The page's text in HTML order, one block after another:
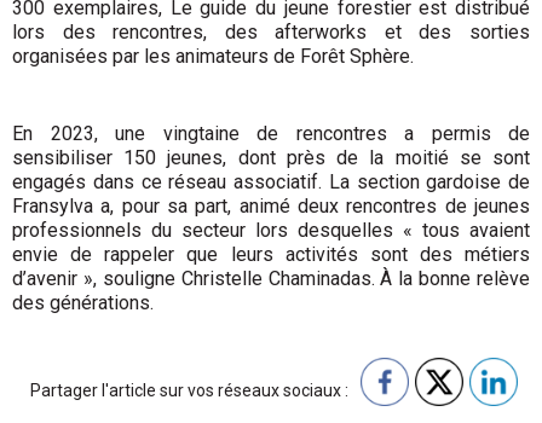
300 exemplaires, Le guide du jeune forestier est distribué
lors des rencontres, des afterworks et des sorties
organisées par les animateurs de Forêt Sphère.
En 2023, une vingtaine de rencontres a permis de
sensibiliser 150 jeunes, dont près de la moitié se sont
engagés dans ce réseau asso­ciatif. La section gardoise de
Fransylva a, pour sa part, animé deux rencontres de jeunes
professionnels du secteur lors desquelles « tous avaient
envie de rappeler que leurs activités sont des métiers
d’avenir », souligne Christelle Chaminadas. À la bonne relève
des générations.
Partager l'article sur vos réseaux sociaux :